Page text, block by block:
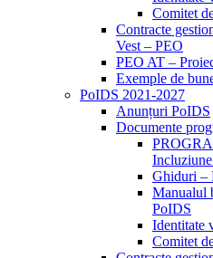
Comitet
Contracte
Vest – PEO
PEO AT –
Exemple de
PoIDS 2021-2027
Anunțuri PoIDS
Documente
Ghiduri –
Manualul
PoIDS
Identitate
Comitet